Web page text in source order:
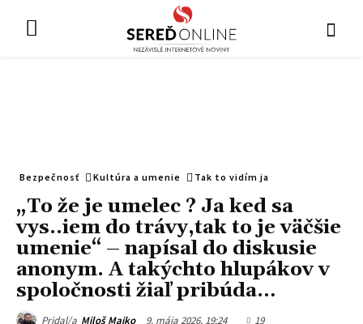
Bezpečnosť Kultúra a umenie Tak to vidím ja
„To že je umelec ? Ja ked sa
vys..iem do trávy,tak to je väčšie
umenie“ – napísal do diskusie
anonym. A takýchto hlupákov v
spoločnosti žiaľ pribúda…
Pridal/a Miloš Majko 9. mája 2026, 19:24 19